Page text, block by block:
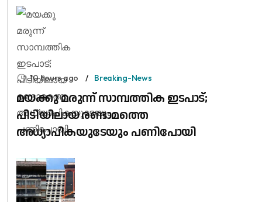
10 hours ago Breaking-News
മയക്കു മരുന്ന് സാമ്പത്തിക ഇടപാട്;
പിടിയിലായ രണ്ടാമത്തെ
അധ്യാപികയുടേയും പണിപോയി